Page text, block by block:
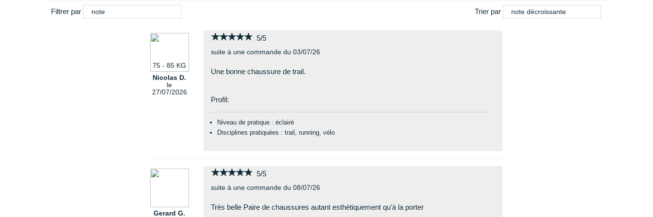
Filtrer par note Trier par note décroissante
75 - 85 KG
Nicolas D.
le
27/07/2026
★★★★★
★★★★★ 5/5
suite à une commande du 03/07/26
Une bonne chaussure de trail.
Profil:
Niveau de pratique : éclairé
Disciplines pratiquées : trail, running, vélo
Gerard G.
★★★★★
★★★★★ 5/5
suite à une commande du 08/07/26
Très belle Paire de chaussures autant esthétiquement qu'à la porter